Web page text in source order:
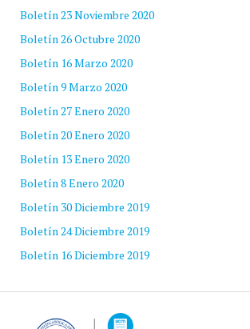
Boletín 23 Noviembre 2020
Boletín 26 Octubre 2020
Boletín 16 Marzo 2020
Boletín 9 Marzo 2020
Boletín 27 Enero 2020
Boletín 20 Enero 2020
Boletín 13 Enero 2020
Boletín 8 Enero 2020
Boletín 30 Diciembre 2019
Boletín 24 Diciembre 2019
Boletín 16 Diciembre 2019